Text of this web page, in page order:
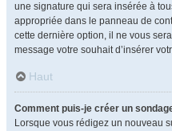
une signature qui sera insérée à
appropriée dans le panneau de
cette dernière option, il ne vous
message votre souhait d’insérer
Haut
Comment puis-je créer un
Lorsque vous rédigez un nouveau